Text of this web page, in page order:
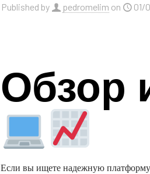
Published by pedromelim on 01/
Обзор
Если вы ищете надежную платформу